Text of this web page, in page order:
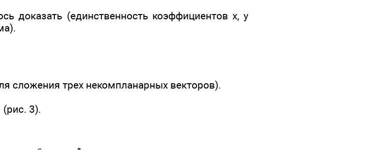
доказать (единственность коэффициентов х, у
сложения трех некомпланарных векторов).
(рис. 3).